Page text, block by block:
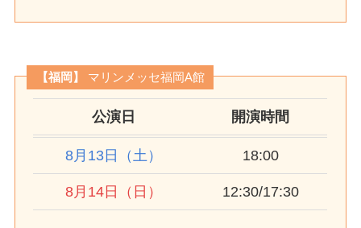
【福岡】 マリンメッセ福岡A館
公演日 開演時間
8月13日（土） 18:00
8月14日（日） 12:30/17:30